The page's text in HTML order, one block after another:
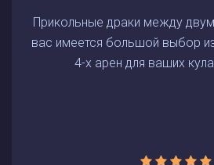
Прикольные драки между
вас имеется большой выбор
4-х арен для ваших